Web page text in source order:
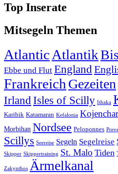
Top Inserate
Mitsegeln Themen
Atlantic Atlantik
Ebbe und Flut England
Frankreich Gezeiten
IrlandIsles of Scilly Ithaka
Karibik Katamaran Kefalonia
Morbihan Nordsee Peloponnes
Scillys Seereise Segeln Segelreise
Skipper Skippertraining St. Malo Tiden
Zakynthos Ärmelkanal